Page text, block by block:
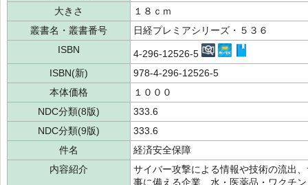
大きさ
１８ｃｍ
叢書名・叢書番号
日経プレミアシリーズ・５３６
ISBN
4-296-12526-5
ISBN(新)
978-4-296-12526-5
本体価格
１０００
NDC分類(8版)
333.6
NDC分類(9版)
333.6
件名
経済安全保障
内容紹介
サイバー攻撃による情報や技術の流出
事に備える企業、水・医薬品・ワクチ